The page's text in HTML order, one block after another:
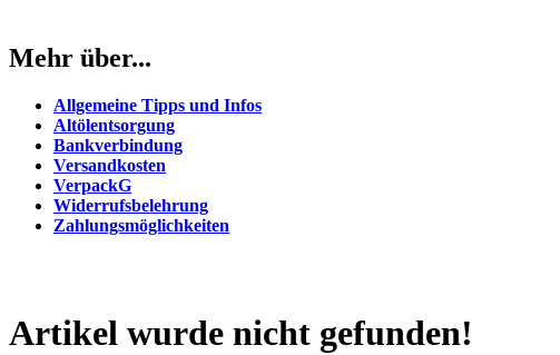
Mehr über...
Allgemeine Tipps und Infos
Altölentsorgung
Bankverbindung
Versandkosten
VerpackG
Widerrufsbelehrung
Zahlungsmöglichkeiten
Artikel wurde nicht gefunden!